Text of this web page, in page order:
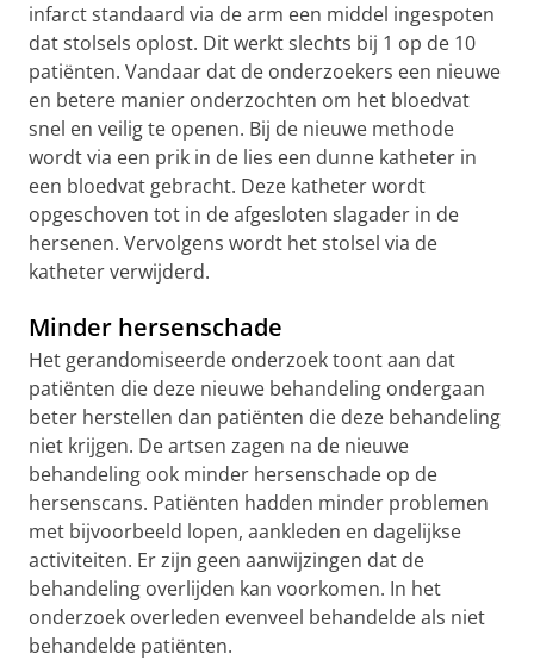
infarct standaard via de arm een middel ingespoten
dat stolsels oplost. Dit werkt slechts bij 1 op de 10
patiënten. Vandaar dat de onderzoekers een nieuwe
en betere manier onderzochten om het bloedvat
snel en veilig te openen. Bij de nieuwe methode
wordt via een prik in de lies een dunne katheter in
een bloedvat gebracht. Deze katheter wordt
opgeschoven tot in de afgesloten slagader in de
hersenen. Vervolgens wordt het stolsel via de
katheter verwijderd.
Minder hersenschade
Het gerandomiseerde onderzoek toont aan dat
patiënten die deze nieuwe behandeling ondergaan
beter herstellen dan patiënten die deze behandeling
niet krijgen. De artsen zagen na de nieuwe
behandeling ook minder hersenschade op de
hersenscans. Patiënten hadden minder problemen
met bijvoorbeeld lopen, aankleden en dagelijkse
activiteiten. Er zijn geen aanwijzingen dat de
behandeling overlijden kan voorkomen. In het
onderzoek overleden evenveel behandelde als niet
behandelde patiënten.